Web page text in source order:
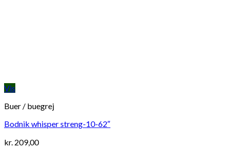
Vis
Buer / buegrej
Bodnik whisper streng-10-62″
kr. 209,00